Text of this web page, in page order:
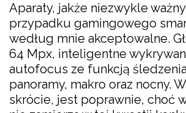
Aparaty, jakże niezwykle
przypadku gamingowego
według mnie akceptowalne.
64 Mpx, inteligentne
autofocus ze funkcją
panoramy, makro oraz nocny.
skrócie, jest poprawnie, choć